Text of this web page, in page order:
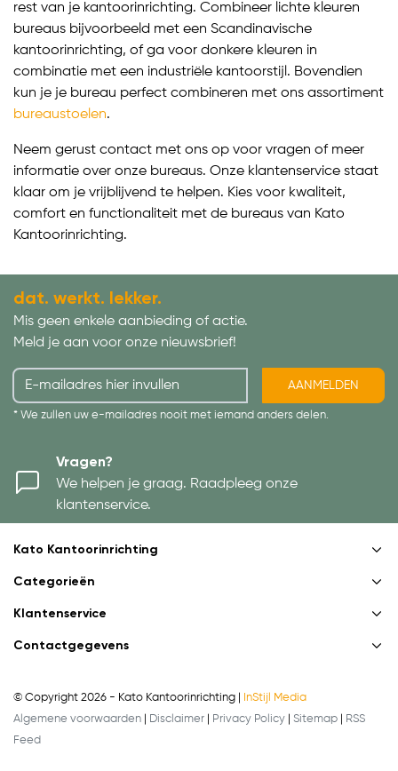
rest van je kantoorinrichting. Combineer lichte kleuren
bureaus bijvoorbeeld met een Scandinavische
kantoorinrichting, of ga voor donkere kleuren in
combinatie met een industriële kantoorstijl. Bovendien
kun je je bureau perfect combineren met ons assortiment
bureaustoelen.
Neem gerust contact met ons op voor vragen of meer
informatie over onze bureaus. Onze klantenservice staat
klaar om je vrijblijvend te helpen. Kies voor kwaliteit,
comfort en functionaliteit met de bureaus van Kato
Kantoorinrichting.
dat. werkt. lekker.
Mis geen enkele aanbieding of actie.
Meld je aan voor onze nieuwsbrief!
AANMELDEN
* We zullen uw e-mailadres nooit met iemand anders delen.
Vragen?
We helpen je graag. Raadpleeg onze
klantenservice.
Kato Kantoorinrichting
Categorieën
Klantenservice
Contactgegevens
© Copyright 2026 - Kato Kantoorinrichting |
InStijl Media
Algemene voorwaarden
Disclaimer Privacy Policy Sitemap
RSS
Feed